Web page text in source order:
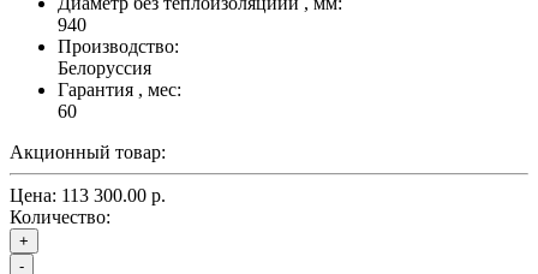
940
Производство:
Белоруссия
Гарантия , мес:
60
Акционный товар:
Цена: 113 300.00 р.
Количество:
+
-